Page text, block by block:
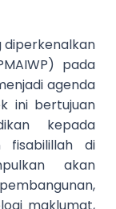
diperkenalkan
pada
agenda
ini bertujuan
kepada
fisabilillah di
akan